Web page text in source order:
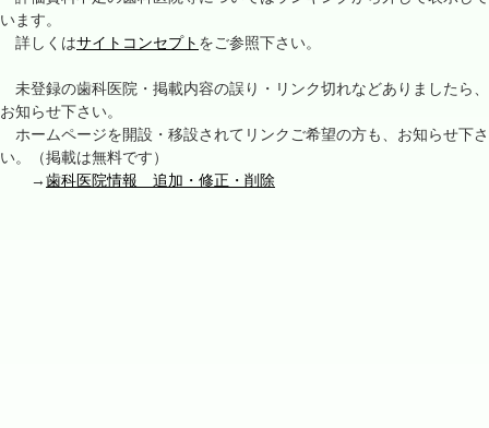
います。
詳しくはサイトコンセプト をご参照下さい。
未登録の歯科医院・掲載内容の誤り・リンク切れなどありましたら、
お知らせ下さい。
ホームページを開設・移設されてリンクご希望の方も、お知らせ下さ
い。（掲載は無料です）
→歯科医院情報 追加・修正・削除